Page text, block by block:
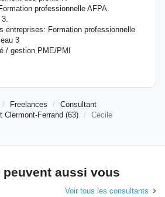
professionnelle AFPA.
entreprises: Formation professionnelle
3
/ gestion PME/PMI
Freelances
Consultant
Clermont-Ferrand (63)
Cécile
peuvent aussi vous
Voir tous les consultants